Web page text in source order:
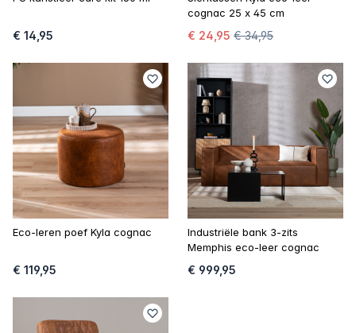
€ 14,95
cognac 25 x 45 cm
€ 24,95 € 34,95
Eco-leren poef Kyla cognac
€ 119,95
Industriële bank 3-zits
Memphis eco-leer cognac
€ 999,95